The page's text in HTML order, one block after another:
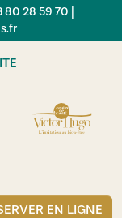
28 59 70 |
EN LIGNE